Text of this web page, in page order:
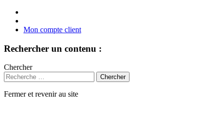
Mon compte client
Rechercher un contenu :
Chercher
Fermer et revenir au site